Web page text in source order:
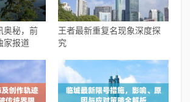
奥秘，前
家报道
王者最新重复名现象深度探
究